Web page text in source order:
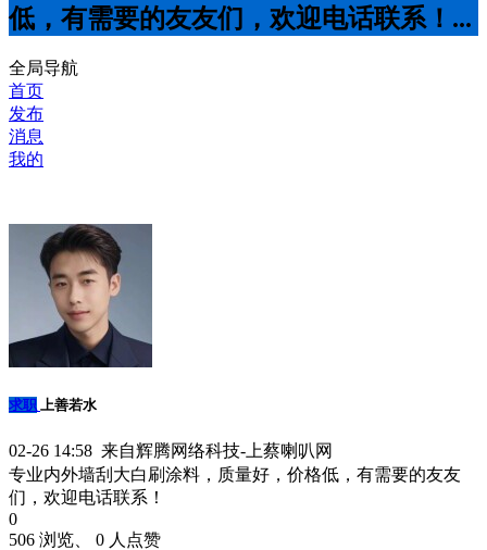
低，有需要的友友们，欢迎电话联系！...
全局导航
首页
发布
消息
我的
求职 上善若水
02-26 14:58 来自辉腾网络科技-上蔡喇叭网
专业内外墙刮大白刷涂料，质量好，价格低，有需要的友友
们，欢迎电话联系！
0
506 浏览、 0 人点赞